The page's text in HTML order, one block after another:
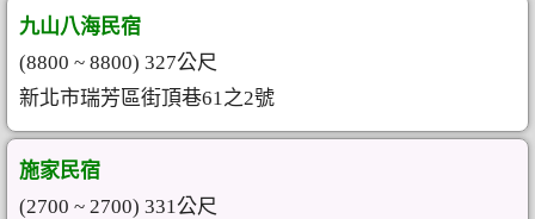
九山八海民宿
(8800 ~ 8800) 327公尺
新北市瑞芳區街頂巷61之2號
施家民宿
(2700 ~ 2700) 331公尺